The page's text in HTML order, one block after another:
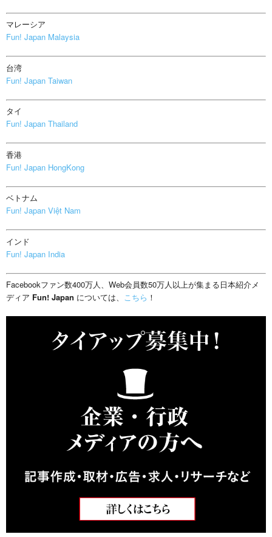
マレーシア
Fun! Japan Malaysia
台湾
Fun! Japan Taiwan
タイ
Fun! Japan Thailand
香港
Fun! Japan HongKong
ベトナム
Fun! Japan Việt Nam
インド
Fun! Japan India
Facebookファン数400万人、Web会員数50万人以上が集まる日本紹介メ
ディア Fun! Japan については、 こちら ！